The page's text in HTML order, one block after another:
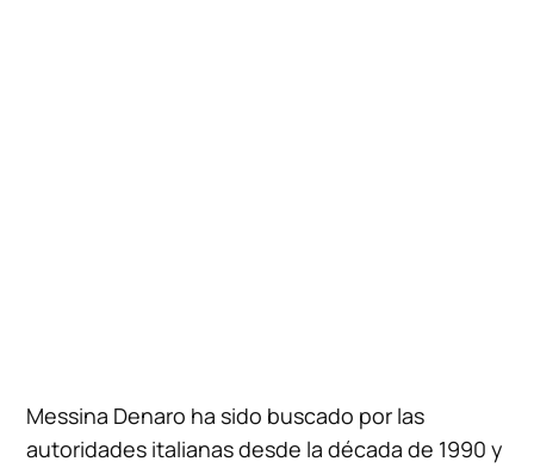
Messina Denaro ha sido buscado por las
autoridades italianas desde la década de 1990 y